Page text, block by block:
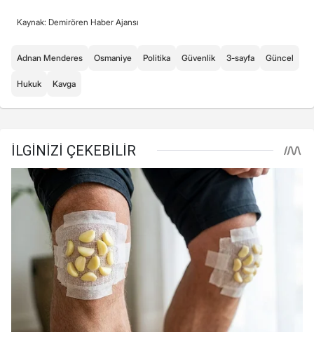
Kaynak: Demirören Haber Ajansı
Adnan Menderes Osmaniye Politika Güvenlik 3-sayfa Güncel
Hukuk Kavga